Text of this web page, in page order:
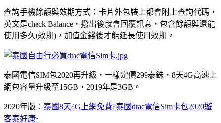
查詢手機餘額與效期方式：卡片外包裝上都會附上查詢代碼，
英文是check Balance，撥出後就會回覆訊息，包含餘額與還能
使用多久(效期)，加值金錢後才能延長使用效期。
泰國電信SIM包2020再升級，一樣定價299泰銖，8天4G高速上
網包容量升級至15GB，2019年是3GB。
2020年版： 泰國8天4G上網免費?泰國dtac電信Sim卡包2020遊
客泰好康~